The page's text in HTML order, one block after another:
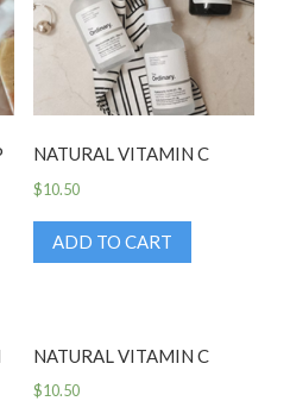
NATURAL VITAMIN C
$10.50
ADD TO CART
NATURAL VITAMIN C
$10.50
ด้ด้วย e-Matrix
HIFEM